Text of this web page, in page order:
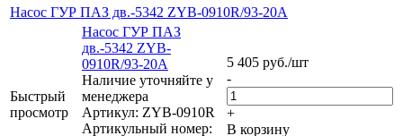
Насос ГУР ПАЗ дв.-5342 ZYB-0910R/93-20A
Быстрый
просмотр
Насос ГУР ПАЗ
дв.-5342 ZYB-
0910R/93-20A
Наличие уточняйте у
менеджера
Артикул: ZYB-0910R
Артикульный номер:
5 405 руб./шт
-
+
В корзину